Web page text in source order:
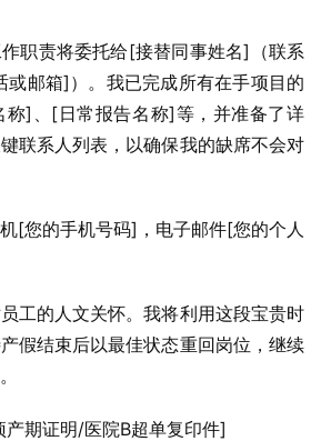
职责将委托给[接替同事姓名]（联系
或邮箱]）。我已完成所有在手项目的
称]、[日常报告名称]等，并准备了详
联系人列表，以确保我的缺席不会对
[您的手机号码]，电子邮件[您的个人
工的人文关怀。我将利用这段宝贵时
假结束后以最佳状态重回岗位，继续
期证明/医院B超单复印件]